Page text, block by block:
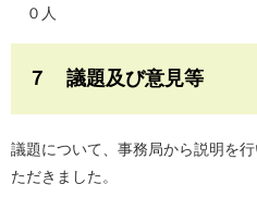
０人
７ 議題及び意見等
議題について、事務局から説明を
ただきました。